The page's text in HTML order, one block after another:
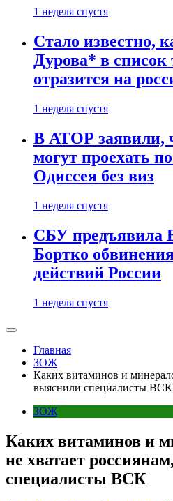
1 неделя спустя
Стало известно,
Дурова* в список
отразится на
1 неделя спустя
В АТОР заявили,
могут проехать
Одиссея без виз
1 неделя спустя
СБУ предъявила
Бортко
действий России
1 неделя спустя
Главная
ЗОЖ
Каких витаминов и
выяснили специалисты ВСК
ЗОЖ
Каких витаминов и
не хватает
специалисты ВСК